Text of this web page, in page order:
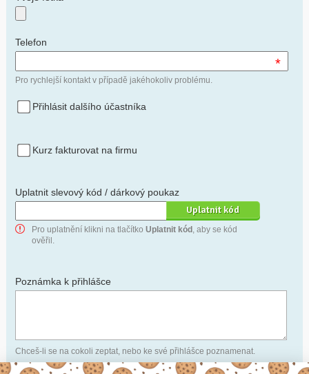
Telefon
*
Pro rychlejší kontakt v případě jakéhokoliv problému.
Přihlásit dalšího účastníka
Kurz fakturovat na firmu
Uplatnit slevový kód / dárkový poukaz
Pro uplatnění klikni na tlačítko Uplatnit kód , aby se kód
ověřil.
Poznámka k přihlášce
Chceš-li se na cokoli zeptat, nebo ke své přihlášce poznamenat.